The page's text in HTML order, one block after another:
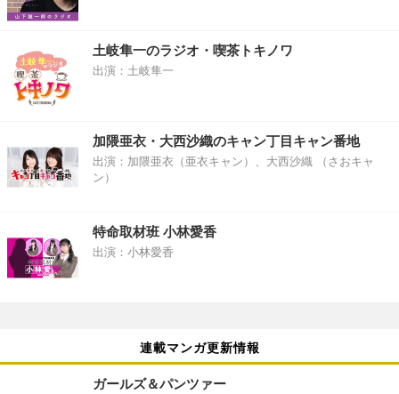
土岐隼一のラジオ・喫茶トキノワ
出演：土岐隼一
加隈亜衣・大西沙織のキャン丁目キャン番地
出演：加隈亜衣（亜衣キャン）、大西沙織 （さおキャ
ン）
特命取材班 小林愛香
出演：小林愛香
連載マンガ更新情報
ガールズ＆パンツァー